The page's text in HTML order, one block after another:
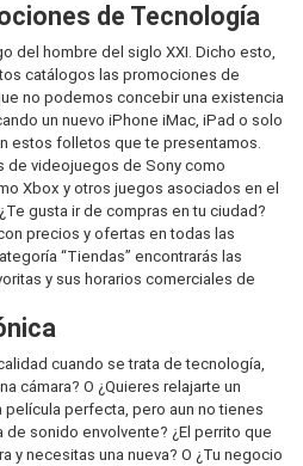
de Tecnología
del hombre del siglo XXI. Dicho esto,
catálogos las promociones de
no podemos concebir una existencia
un nuevo iPhone iMac, iPad o solo
estos folletos que te presentamos.
de videojuegos de Sony como
Xbox y otros juegos asociados en el
gusta ir de compras en tu ciudad?
precios y ofertas en todas las
“Tiendas” encontrarás las
y sus horarios comerciales de
cuando se trata de tecnología,
cámara? O ¿Quieres relajarte un
perfecta, pero aun no tienes
sonido envolvente? ¿El perrito que
y necesitas una nueva? O ¿Tu negocio